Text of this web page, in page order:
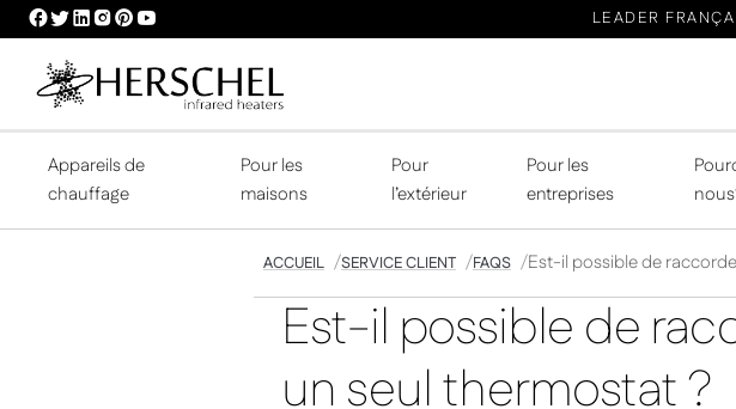
HERSCHEL
FACEBOOK
PROFILE
HERSCHEL
TWITTER
PROFILE
HERSCHEL
LINKEDIN
HERSCHEL
INSTAGRAM
HERSCHEL
PINTEREST
HERSCHEL
YOUTUBE
LEADER
Appareils de
chauffage
Pour les
maisons
Pour
l’extérieur
Pour les
entreprises
ACCUEIL SERVICE CLIENT FAQS Est-il possible de
Est-il possible de
un seul thermostat ?